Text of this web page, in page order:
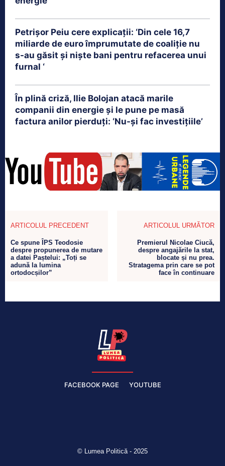
Petrişor Peiu cere explicații: ‘Din cele 16,7
miliarde de euro împrumutate de coaliţie nu
s-au găsit şi nişte bani pentru refacerea unui
furnal ‘
În plină criză, Ilie Bolojan atacă marile
companii din energie și le pune pe masă
factura anilor pierduți: ‘Nu-și fac investițiile’
ARTICOLUL PRECEDENT
Ce spune ÎPS Teodosie
despre propunerea de mutare
a datei Paștelui: „Toți se
adună la lumina
ortodocșilor”
ARTICOLUL URMĂTOR
Premierul Nicolae Ciucă,
despre angajările la stat,
blocate și nu prea.
Stratagema prin care se pot
face în continuare
FACEBOOK PAGE YOUTUBE
© Lumea Politică - 2025